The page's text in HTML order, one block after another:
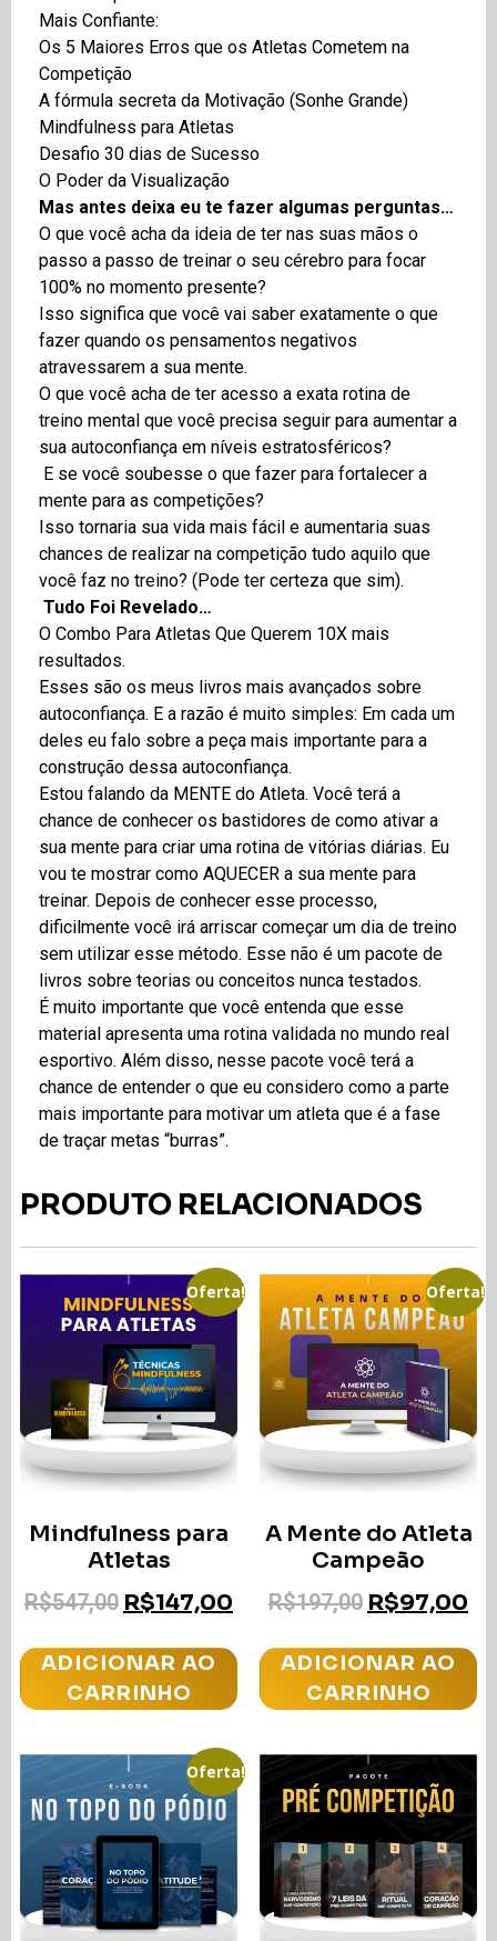
Mais Confiante:
Os 5 Maiores Erros que os Atletas Cometem na
Competição
A fórmula secreta da Motivação (Sonhe Grande)
Mindfulness para Atletas
Desafio 30 dias de Sucesso
O Poder da Visualização
Mas antes deixa eu te fazer algumas perguntas…
O que você acha da ideia de ter nas suas mãos o
passo a passo de treinar o seu cérebro para focar
100% no momento presente?
Isso significa que você vai saber exatamente o que
fazer quando os pensamentos negativos
atravessarem a sua mente.
O que você acha de ter acesso a exata rotina de
treino mental que você precisa seguir para aumentar a
sua autoconfiança em níveis estratosféricos?
E se você soubesse o que fazer para fortalecer a
mente para as competições?
Isso tornaria sua vida mais fácil e aumentaria suas
chances de realizar na competição tudo aquilo que
você faz no treino? (Pode ter certeza que sim).
Tudo Foi Revelado…
O Combo Para Atletas Que Querem 10X mais
resultados.
Esses são os meus livros mais avançados sobre
autoconfiança. E a razão é muito simples: Em cada um
deles eu falo sobre a peça mais importante para a
construção dessa autoconfiança.
Estou falando da MENTE do Atleta. Você terá a
chance de conhecer os bastidores de como ativar a
sua mente para criar uma rotina de vitórias diárias. Eu
vou te mostrar como AQUECER a sua mente para
treinar. Depois de conhecer esse processo,
dificilmente você irá arriscar começar um dia de treino
sem utilizar esse método. Esse não é um pacote de
livros sobre teorias ou conceitos nunca testados.
É muito importante que você entenda que esse
material apresenta uma rotina validada no mundo real
esportivo. Além disso, nesse pacote você terá a
chance de entender o que eu considero como a parte
mais importante para motivar um atleta que é a fase
de traçar metas “burras”.
PRODUTO RELACIONADOS
Oferta!
Mindfulness para
Atletas
R$547,00 R$147,00
ADICIONAR AO
CARRINHO
Oferta!
A Mente do Atleta
Campeão
R$197,00 R$97,00
ADICIONAR AO
CARRINHO
Oferta!